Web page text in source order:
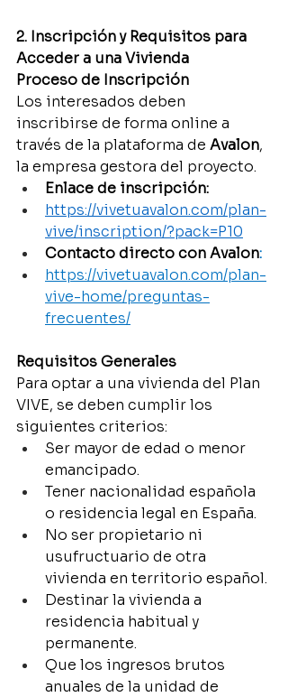
2. Inscripción y Requisitos para
Acceder a una Vivienda
Proceso de Inscripción
Los interesados deben
inscribirse de forma online a
través de la plataforma de Avalon,
la empresa gestora del proyecto.
Enlace de inscripción:
https://vivetuavalon.com/plan-
vive/inscription/?pack=P10
Contacto directo con Avalon:
https://vivetuavalon.com/plan-
vive-home/preguntas-
frecuentes/
Requisitos Generales
Para optar a una vivienda del Plan
VIVE, se deben cumplir los
siguientes criterios:
Ser mayor de edad o menor
emancipado.
Tener nacionalidad española
o residencia legal en España.
No ser propietario ni
usufructuario de otra
vivienda en territorio español.
Destinar la vivienda a
residencia habitual y
permanente.
Que los ingresos brutos
anuales de la unidad de